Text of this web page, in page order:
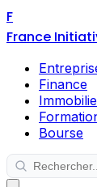
F
France
Finance
Bourse